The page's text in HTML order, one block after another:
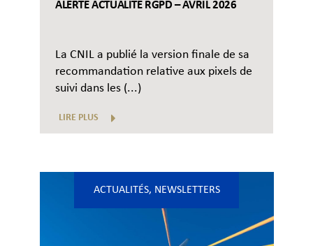
ALERTE ACTUALITÉ RGPD – AVRIL 2026
La CNIL a publié la version finale de sa
recommandation relative aux pixels de
suivi dans les (...)
LIRE PLUS
ACTUALITÉS, NEWSLETTERS